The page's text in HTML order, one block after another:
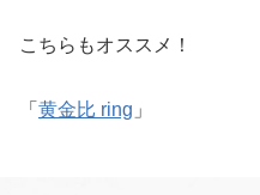
こちらもオススメ！
「 黄金比 ring 」